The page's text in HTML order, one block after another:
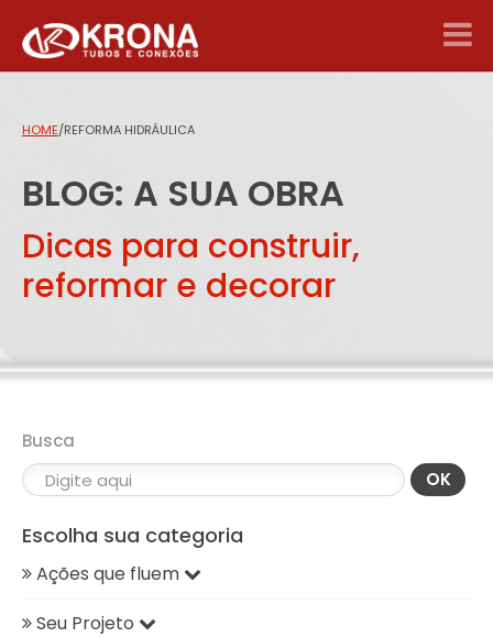
HOME/REFORMA HIDRÁULICA
BLOG: A SUA OBRA
Dicas para construir,
reformar e decorar
Busca
OK
Escolha sua categoria
Ações que fluem
Seu Projeto